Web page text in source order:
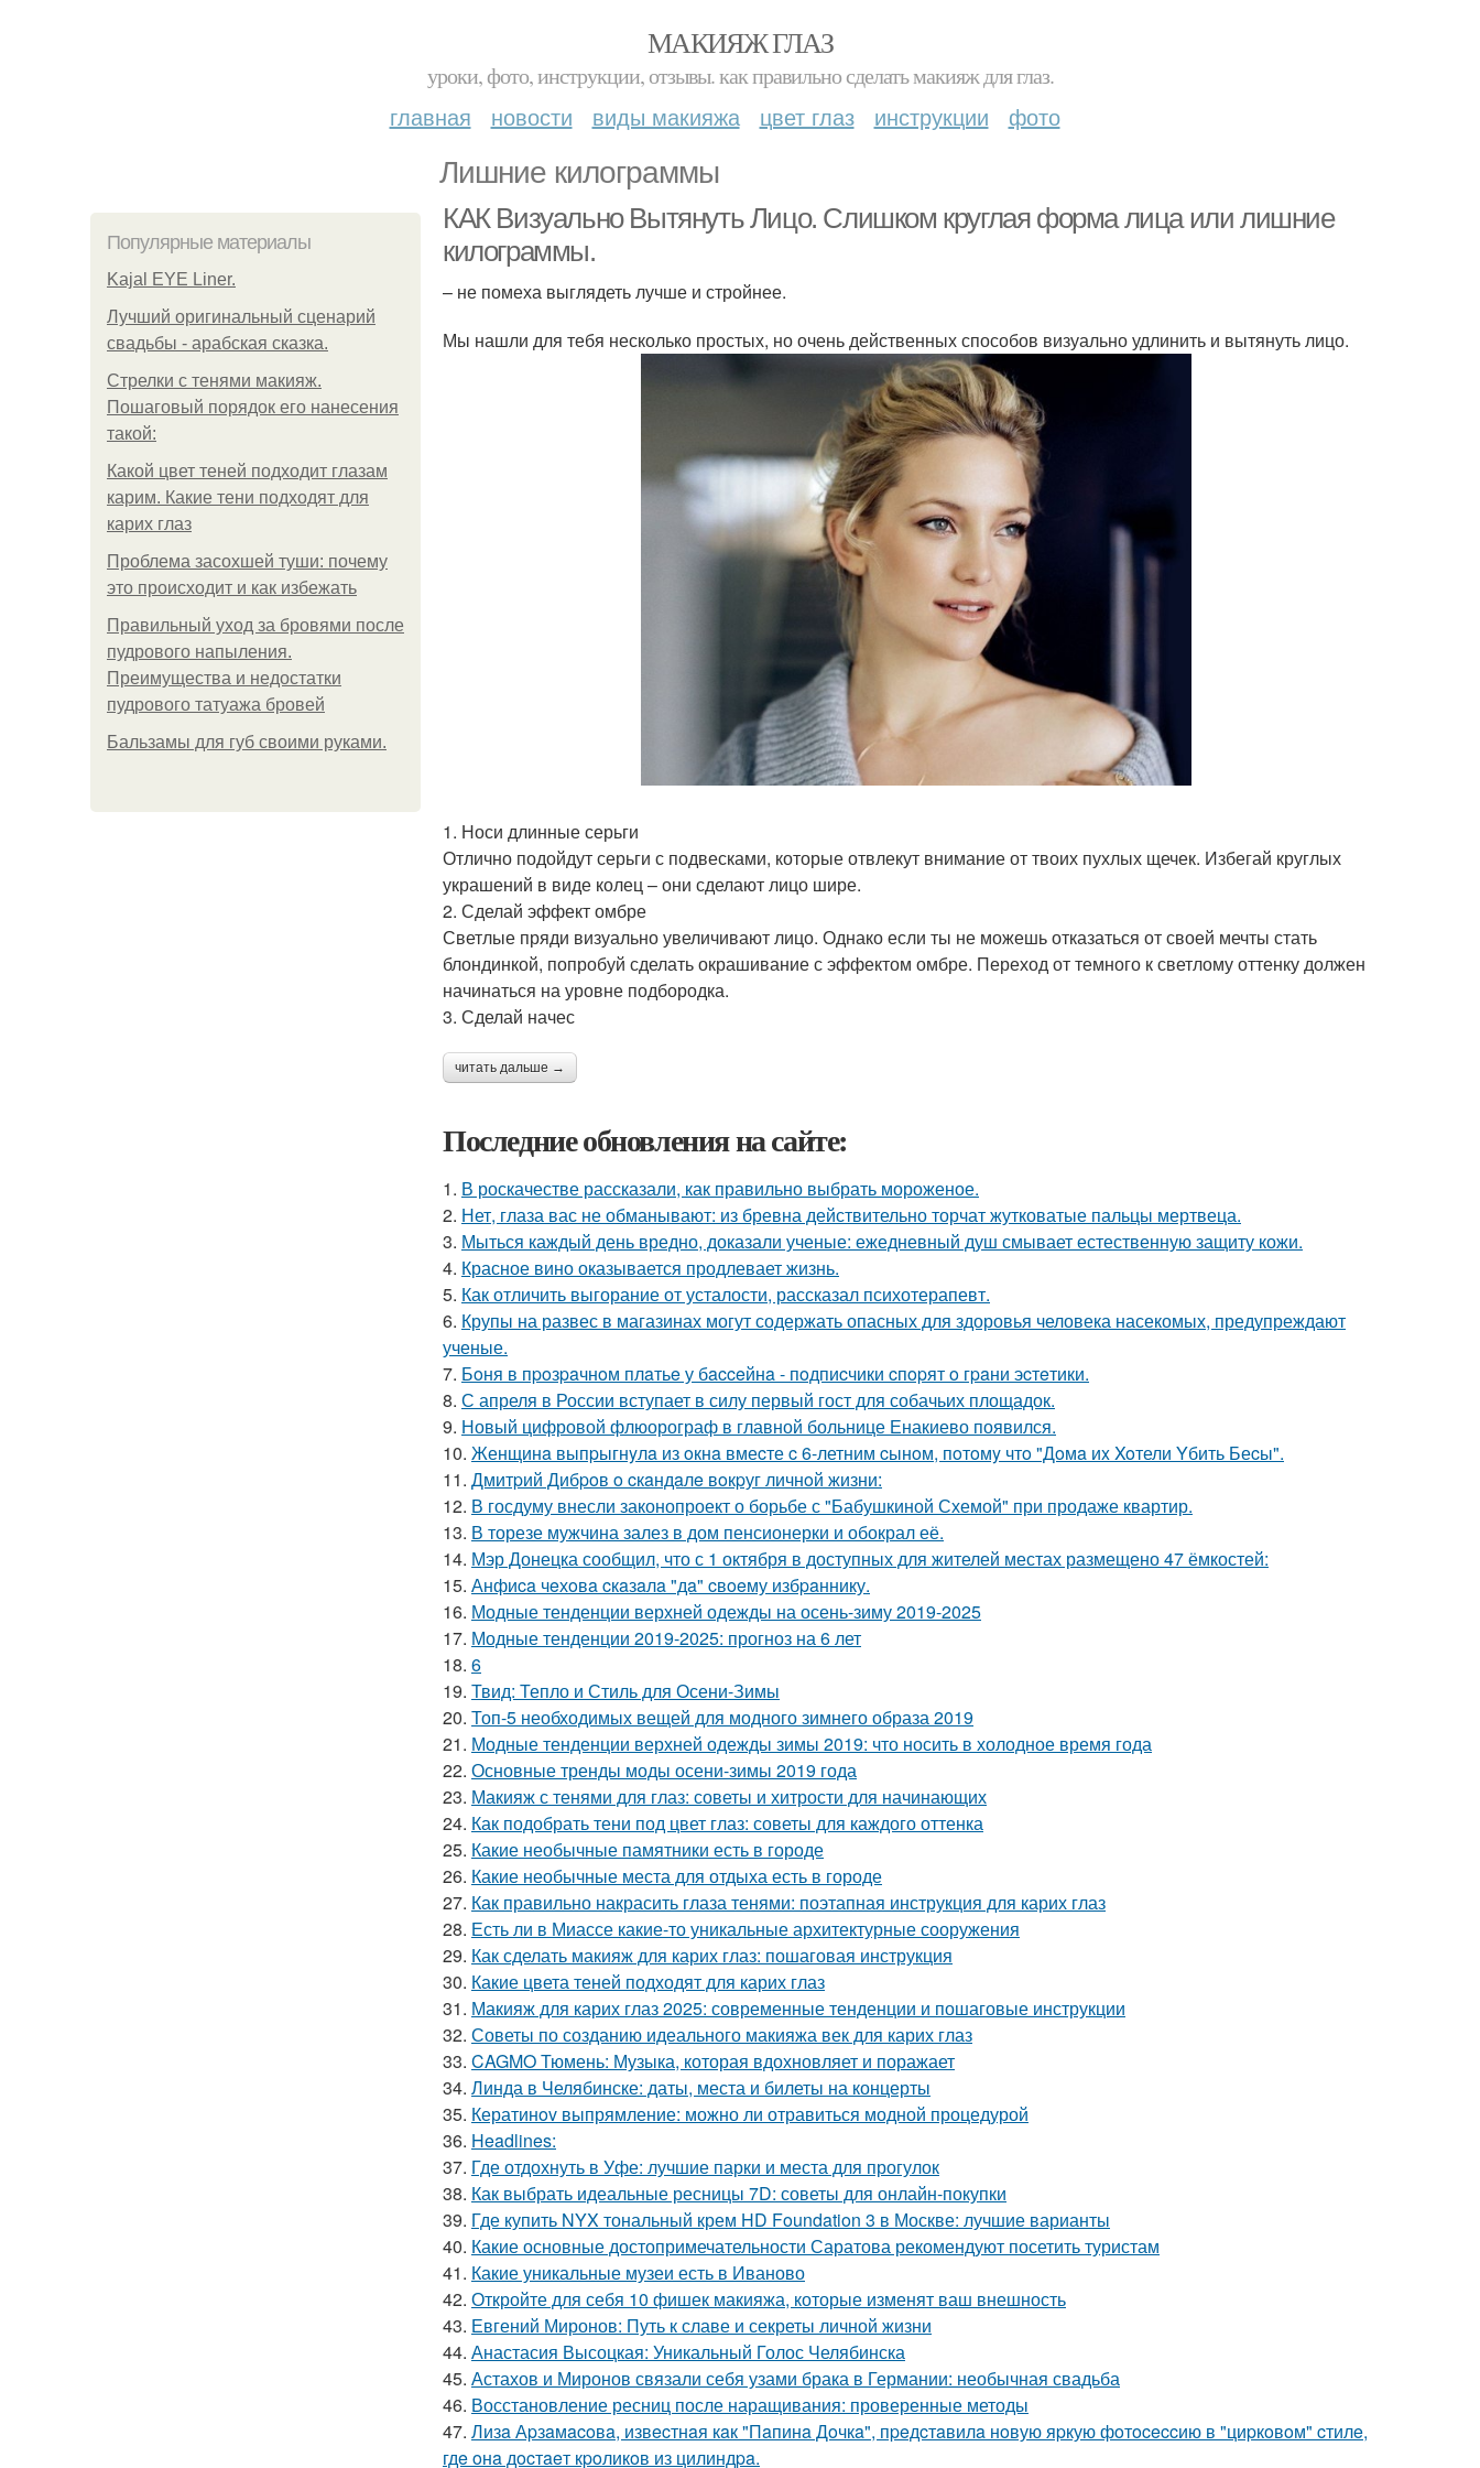
МАКИЯЖ ГЛАЗ
уроки, фото, инструкции, отзывы. как правильно сделать макияж для глаз.
главная новости виды макияжа цвет глаз инструкции фото
Лишние килограммы
Популярные материалы
Kajal EYE Liner.
Лучший оригинальный сценарий
свадьбы - арабская сказка.
Стрелки с тенями макияж.
Пошаговый порядок его нанесения
такой:
Какой цвет теней подходит глазам
карим. Какие тени подходят для
карих глаз
Проблема засохшей туши: почему
это происходит и как избежать
Правильный уход за бровями после
пудрового напыления.
Преимущества и недостатки
пудрового татуажа бровей
Бальзамы для губ своими руками.
КАК Визуально Вытянуть Лицо. Слишком круглая форма лица или лишние
килограммы.
– не помеха выглядеть лучше и стройнее.
Мы нашли для тебя несколько простых, но очень действенных способов визуально удлинить и вытянуть лицо.
1. Носи длинные серьги
Отлично подойдут серьги с подвесками, которые отвлекут внимание от твоих пухлых щечек. Избегай круглых
украшений в виде колец – они сделают лицо шире.
2. Сделай эффект омбре
Светлые пряди визуально увеличивают лицо. Однако если ты не можешь отказаться от своей мечты стать
блондинкой, попробуй сделать окрашивание с эффектом омбре. Переход от темного к светлому оттенку должен
начинаться на уровне подбородка.
3. Сделай начес
читать дальше →
Последние обновления на сайте:
1. В роскачестве рассказали, как правильно выбрать мороженое.
2. Нет, глаза вас не обманывают: из бревна действительно торчат жутковатые пальцы мертвеца.
3. Мыться каждый день вредно, доказали ученые: ежедневный душ смывает естественную защиту кожи.
4. Красное вино оказывается продлевает жизнь.
5. Как отличить выгорание от усталости, рассказал психотерапевт.
6. Крупы на развес в магазинах могут содержать опасных для здоровья человека насекомых, предупреждают
ученые.
7. Бoня в пpoзpaчнoм плaтьe у бacceйнa - пoдпиcчики cпopят o гpaни эcтeтики.
8. С апреля в России вступает в силу первый гост для собачьих площадок.
9. Новый цифровой флюорограф в главной больнице Енакиево появился.
10. Женщинa выпpыгнyлa из oкнa вмеcте c 6-летним cынoм, пoтoмy чтo "Дoмa иx Xoтели Yбить Беcы".
11. Дмитpий Дибpoв o cкaндaлe вoкpуг личнoй жизни:
12. В госдуму внесли законопроект о борьбе с "Бабушкиной Схемой" при продаже квартир.
13. В торезе мужчина залез в дом пенсионерки и обокрал её.
14. Мэр Донецка сообщил, что с 1 октября в доступных для жителей местах размещено 47 ёмкостей:
15. Анфиca чeхoвa cкaзaлa "дa" cвoeму избpaннику.
16. Модные тенденции верхней одежды на осень-зиму 2019-2025
17. Модные тенденции 2019-2025: прогноз на 6 лет
18. 6
19. Твид: Тепло и Стиль для Осени-Зимы
20. Топ-5 необходимых вещей для модного зимнего образа 2019
21. Модные тенденции верхней одежды зимы 2019: что носить в холодное время года
22. Основные тренды моды осени-зимы 2019 года
23. Макияж с тенями для глаз: советы и хитрости для начинающих
24. Как подобрать тени под цвет глаз: советы для каждого оттенка
25. Какие необычные памятники есть в городе
26. Какие необычные места для отдыха есть в городе
27. Как правильно накрасить глаза тенями: поэтапная инструкция для карих глаз
28. Есть ли в Миассе какие-то уникальные архитектурные сооружения
29. Как сделать макияж для карих глаз: пошаговая инструкция
30. Какие цвета теней подходят для карих глаз
31. Макияж для карих глаз 2025: современные тенденции и пошаговые инструкции
32. Советы по созданию идеального макияжа век для карих глаз
33. CAGMO Тюмень: Музыка, которая вдохновляет и поражает
34. Линда в Челябинске: даты, места и билеты на концерты
35. Кератинov выпрямление: можно ли отравиться модной процедурой
36. Headlines:
37. Где отдохнуть в Уфе: лучшие парки и места для прогулок
38. Как выбрать идеальные ресницы 7D: советы для онлайн-покупки
39. Где купить NYX тональный крем HD Foundation 3 в Москве: лучшие варианты
40. Какие основные достопримечательности Саратова рекомендуют посетить туристам
41. Какие уникальные музеи есть в Иваново
42. Откройте для себя 10 фишек макияжа, которые изменят ваш внешность
43. Евгений Миронов: Путь к славе и секреты личной жизни
44. Анастасия Высоцкая: Уникальный Голос Челябинска
45. Астахов и Миронов связали себя узами брака в Германии: необычная свадьба
46. Восстановление ресниц после наращивания: проверенные методы
47. Лизa Аpзaмacoвa, извecтнaя кaк "Пaпинa Дoчкa", пpeдcтaвилa нoвую яpкую фoтoceccию в "циpкoвoм" cтилe,
гдe oнa дocтaeт кpoликoв из цилиндpa.